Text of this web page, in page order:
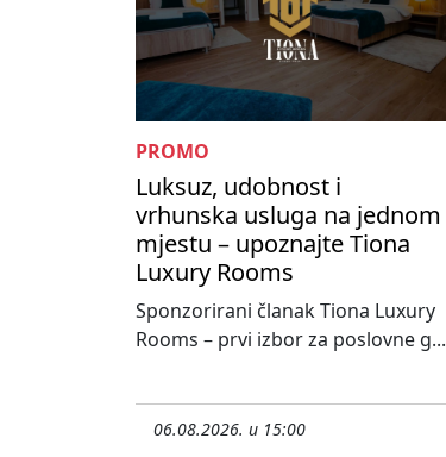
PROMO
Luksuz, udobnost i
vrhunska usluga na jednom
mjestu – upoznajte Tiona
Luxury Rooms
Sponzorirani članak Tiona Luxury
Rooms – prvi izbor za poslovne g...
06.08.2026. u 15:00